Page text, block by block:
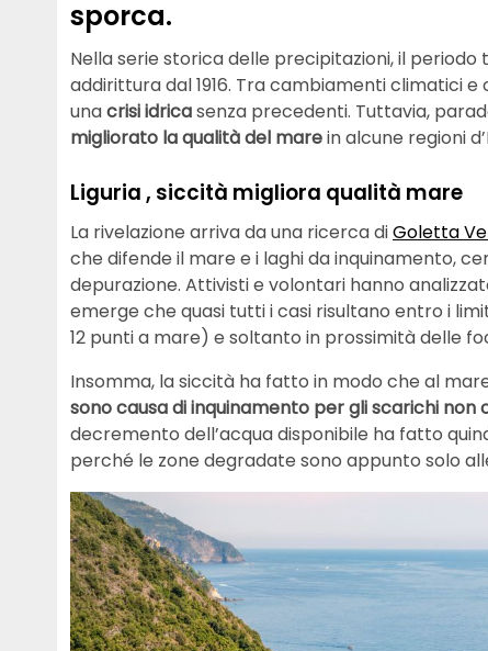
sporca.
Nella serie storica delle precipitazioni, il
addirittura dal 1916. Tra cambiamenti climatici
unacrisi idricasenza precedenti. Tuttavia,
migliorato la qualità del marein alcune regioni
Liguria , siccità migliora qualità mare
La rivelazione arriva da una ricerca diGoletta
che difende il mare e i laghi da inquinamento,
depurazione. Attivisti e volontari hanno
emerge che quasi tutti i casi risultano entro i
12 punti a mare) e soltanto in prossimità delle
Insomma, la siccità ha fatto in modo che al
sono causa di inquinamento per gli scarichi non
decremento dell’acqua disponibile ha fatto
perché le zone degradate sono appunto solo